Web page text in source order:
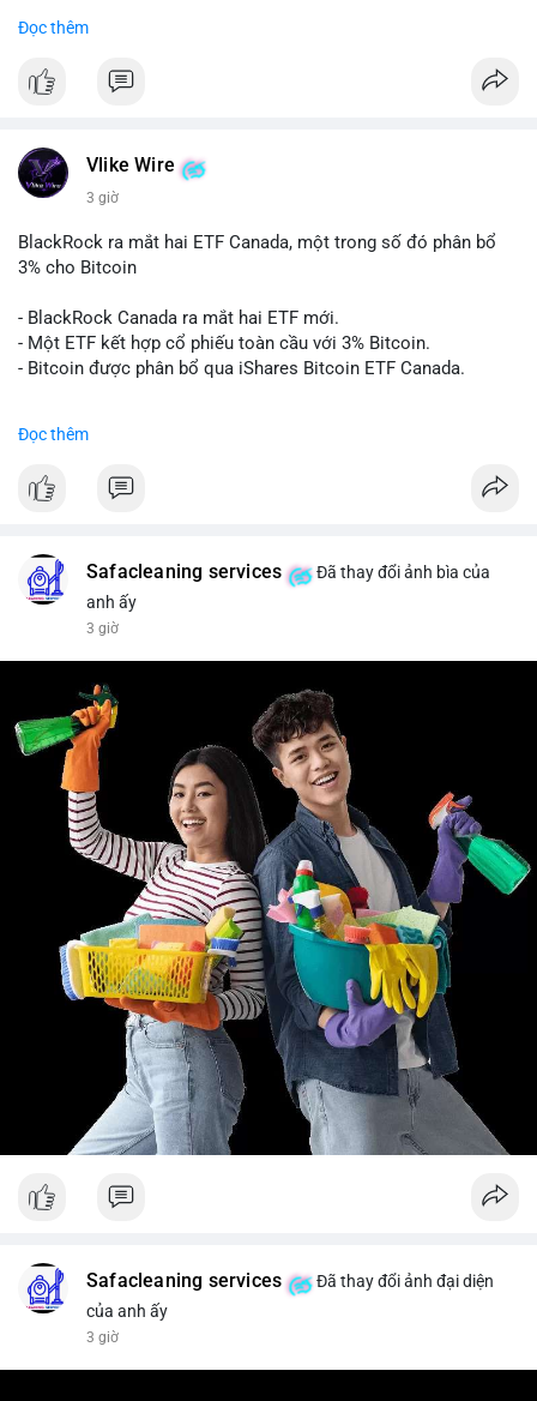
#binancesquare
$btc
📰 Nguồn: Cointelegraph
Đọc thêm
Vlike Wire
3 giờ
BlackRock ra mắt hai ETF Canada, một trong số đó phân bổ
3% cho Bitcoin
- BlackRock Canada ra mắt hai ETF mới.
- Một ETF kết hợp cổ phiếu toàn cầu với 3% Bitcoin.
- Bitcoin được phân bổ qua iShares Bitcoin ETF Canada.
📰 Nguồn: Cointelegraph
Đọc thêm
Safacleaning services
Đã thay đổi ảnh bìa của
anh ấy
3 giờ
Safacleaning services
Đã thay đổi ảnh đại diện
của anh ấy
3 giờ